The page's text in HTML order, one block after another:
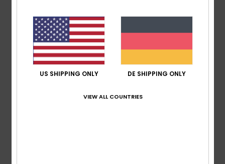
4.0/5
basierend auf1 verifizierten Bewertungen
US SHIPPING ONLY DE SHIPPING ONLY
VIEW ALL COUNTRIES